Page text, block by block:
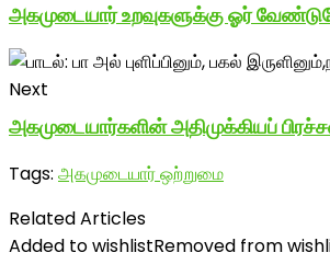
அகமுடையார் உறவுகளுக்கு ஓர்
Next
அகமுடையார்களின் அதிமுக்கியப்
Tags: அகமுடையார் ஒற்றுமை
Related Articles
Added to wishlistRemoved from